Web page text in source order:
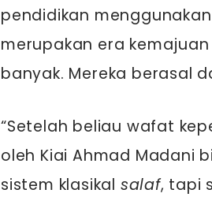
pendidikan
merupakan era
banyak. Mereka berasal
“Setelah beliau wafat
oleh Kiai Ahmad Madani
sistem klasikal salaf, tapi